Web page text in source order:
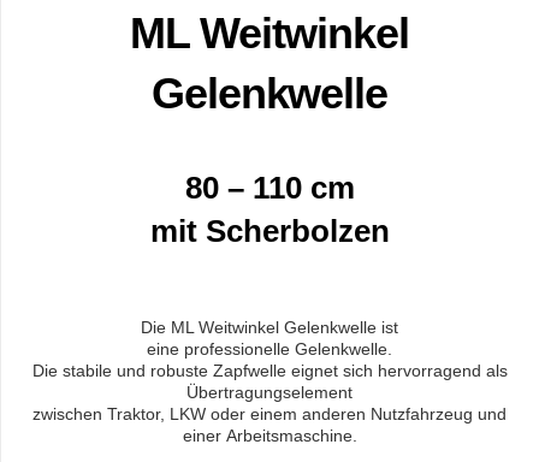
ML Weitwinkel
Gelenkwelle
80 – 110 cm
mit Scherbolzen
Die ML Weitwinkel Gelenkwelle ist
eine professionelle Gelenkwelle.
Die stabile und robuste Zapfwelle eignet sich hervorragend als
Übertragungselement
zwischen Traktor, LKW oder einem anderen Nutzfahrzeug und
einer Arbeitsmaschine.